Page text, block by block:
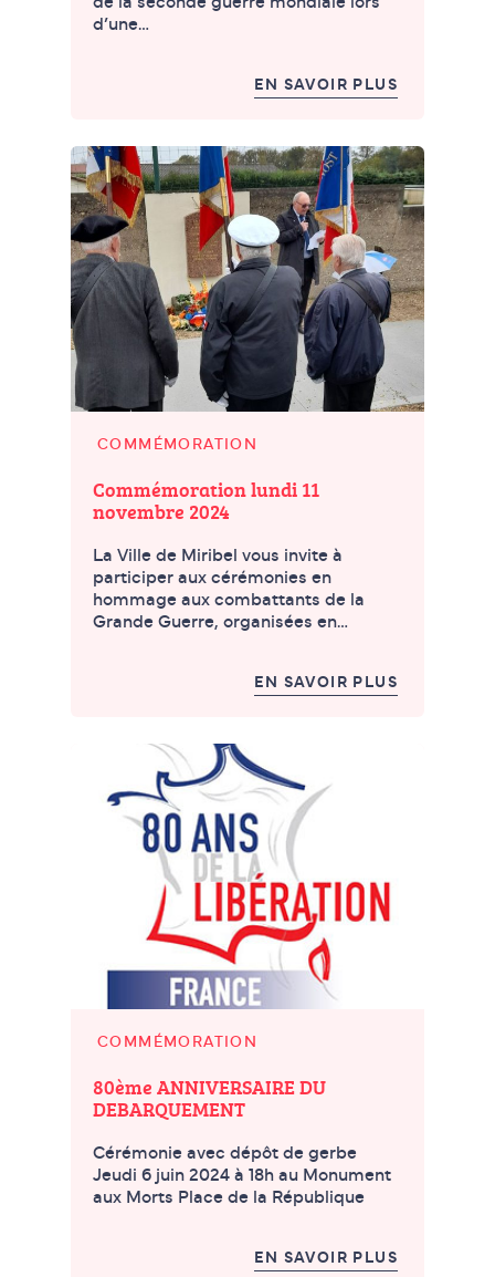
d’une…
EN SAVOIR PLUS
COMMÉMORATION
Commémoration lundi 11
novembre 2024
La Ville de Miribel vous invite à
participer aux cérémonies en
hommage aux combattants de la
Grande Guerre, organisées en…
EN SAVOIR PLUS
COMMÉMORATION
80ème ANNIVERSAIRE DU
DEBARQUEMENT
Cérémonie avec dépôt de gerbe
Jeudi 6 juin 2024 à 18h au Monument
aux Morts Place de la République
EN SAVOIR PLUS